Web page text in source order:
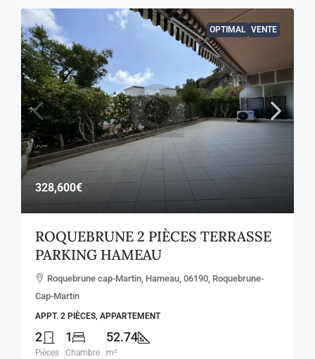
OPTIMAL VENTE
328,600€
ROQUEBRUNE 2 PIÈCES TERRASSE
PARKING HAMEAU
Roquebrune cap-Martin, Hameau, 06190, Roquebrune-
Cap-Martin
APPT. 2 PIÈCES, APPARTEMENT
2
Pièces
1
Chambre
52.74
m²